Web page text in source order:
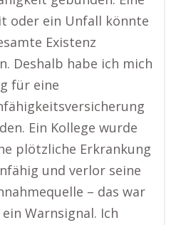
oder ein Unfall könnte
Existenz
Deshalb habe ich mich
für eine
Ein Kollege wurde
plötzliche Erkrankung
und verlor seine
– das war
Warnsignal. Ich